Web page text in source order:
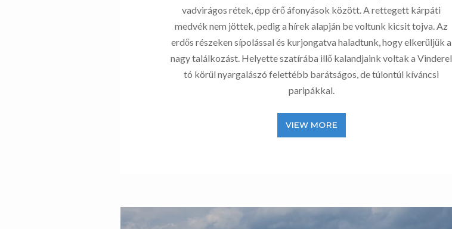
vadvirágos rétek, épp érő áfonyások között. A rettegett kárpáti
medvék nem jöttek, pedig a hírek alapján be voltunk kicsit tojva. Az
erdős részeken sípolással és kurjongatva haladtunk, hogy elkerüljük a
nagy találkozást. Helyette szatírába illő kalandjaink voltak a Vinderel
tó körül nyargalászó felettébb barátságos, de túlontúl kíváncsi
paripákkal.
VIEW MORE